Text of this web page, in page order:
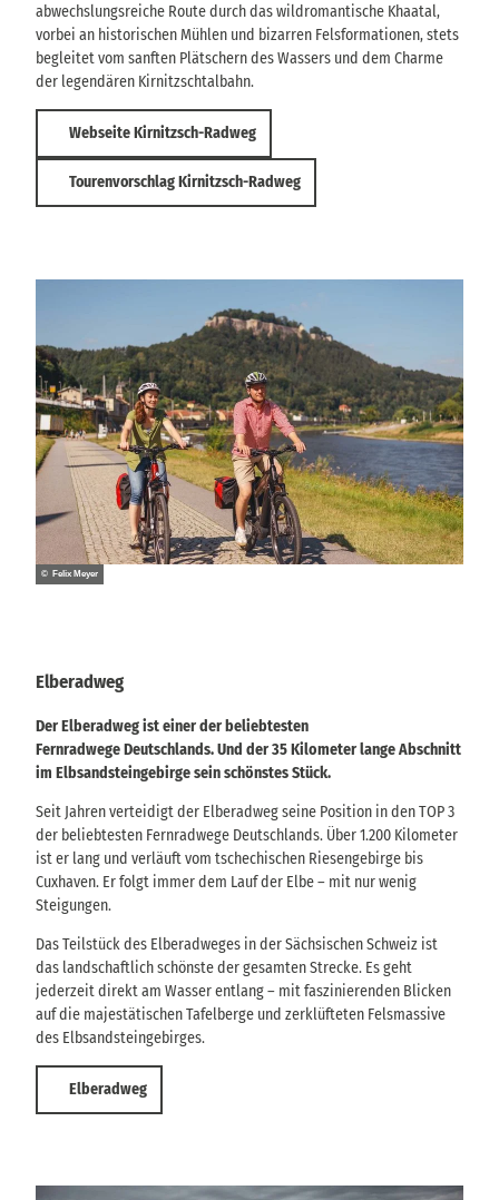
abwechslungsreiche Route durch das wildromantische Khaatal,
vorbei an historischen Mühlen und bizarren Felsformationen, stets
begleitet vom sanften Plätschern des Wassers und dem Charme
der legendären Kirnitzschtalbahn.
Webseite Kirnitzsch-Radweg
Tourenvorschlag Kirnitzsch-Radweg
© Felix Meyer
Elberadweg
Der Elberadweg ist einer der beliebtesten
Fernradwege Deutschlands. Und der 35 Kilometer lange Abschnitt
im Elbsandsteingebirge sein schönstes Stück.
Seit Jahren verteidigt der Elberadweg seine Position in den TOP 3
der beliebtesten Fernradwege Deutschlands. Über 1.200 Kilometer
ist er lang und verläuft vom tschechischen Riesengebirge bis
Cuxhaven. Er folgt immer dem Lauf der Elbe – mit nur wenig
Steigungen.
Das Teilstück des Elberadweges in der Sächsischen Schweiz ist
das landschaftlich schönste der gesamten Strecke. Es geht
jederzeit direkt am Wasser entlang – mit faszinierenden Blicken
auf die majestätischen Tafelberge und zerklüfteten Felsmassive
des Elbsandsteingebirges.
Elberadweg